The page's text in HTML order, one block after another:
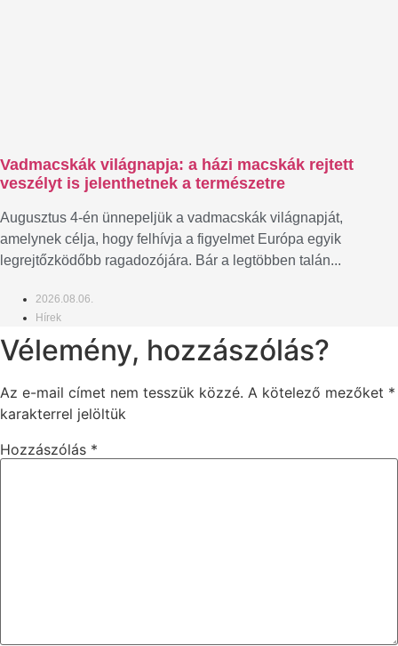
Vadmacskák világnapja: a házi macskák rejtett
veszélyt is jelenthetnek a természetre
Augusztus 4-én ünnepeljük a vadmacskák világnapját,
amelynek célja, hogy felhívja a figyelmet Európa egyik
legrejtőzködőbb ragadozójára. Bár a legtöbben talán...
2026.08.06.
Hírek
Vélemény, hozzászólás?
Az e-mail címet nem tesszük közzé. A kötelező mezőket *
karakterrel jelöltük
Hozzászólás *